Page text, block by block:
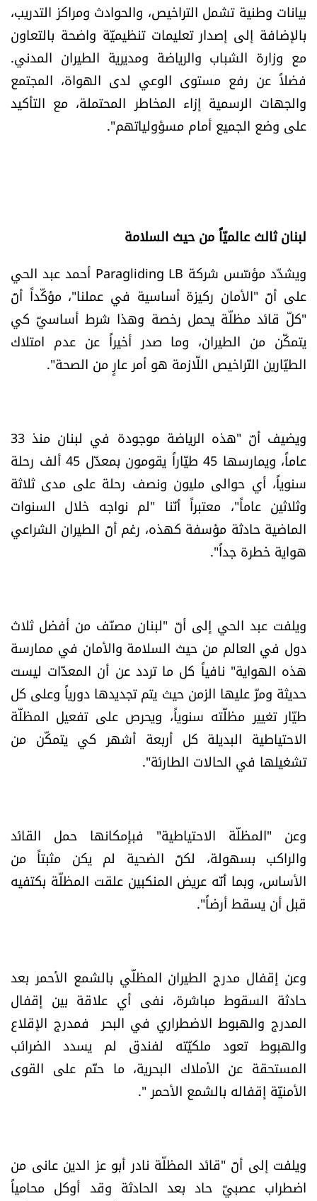
بيانات وطنية تشمل التراخيص، والحوادث ومراكز التدريب،
بالإضافة إلى إصدار تعليمات تنظيميّة واضحة بالتعاون
مع وزارة الشباب والرياضة ومديرية الطيران المدني.
فضلاً عن رفع مستوى الوعي لدى الهواة، المجتمع
والجهات الرسمية إزاء المخاطر المحتملة، مع التأكيد
على وضع الجميع أمام مسؤولياتهم".
لبنان ثالث عالميّاً من حيث السلامة
ويشدّد مؤسّس شركة Paragliding LB أحمد عبد الحي
على أنّ "الأمان ركيزة أساسية في عملنا"، مؤكّداً أنّ
"كلّ قائد مظلّة يحمل رخصة وهذا شرط أساسيّ كي
يتمكّن من الطيران، وما صدر أخيراً عن عدم امتلاك
الطيّارين التّراخيص اللّازمة هو أمر عارٍ من الصحة".
ويضيف أنّ "هذه الرياضة موجودة في لبنان منذ 33
عاماً، ويمارسها 45 طيّاراً يقومون بمعدّل 45 ألف رحلة
سنوياً، أي حوالى مليون ونصف رحلة على مدى ثلاثة
وثلاثين عاماً"، معتبراً أنّنا "لم نواجه خلال السنوات
الماضية حادثة مؤسفة كهذه، رغم أنّ الطيران الشراعي
هواية خطرة جداً".
ويلفت عبد الحي إلى أنّ "لبنان مصنّف من أفضل ثلاث
دول في العالم من حيث السلامة والأمان في ممارسة
هذه الهواية" نافياً كل ما تردد عن أن المعدّات ليست
حديثة ومرّ عليها الزمن حيث يتم تجديدها دورياً وعلى كل
طيّار تغيير مظلّته سنوياً، ويحرص على تفعيل المظلّة
الاحتياطية البديلة كل أربعة أشهر كي يتمكّن من
تشغيلها في الحالات الطارئة".
وعن "المظلّة الاحتياطية" فبإمكانها حمل القائد
والراكب بسهولة، لكنّ الضحية لم يكن مثبتاً من
الأساس، وبما أنّه عريض المنكبين علقت المظلّة بكتفيه
قبل أن يسقط أرضاً".
وعن إقفال مدرج الطيران المظلّي بالشمع الأحمر بعد
حادثة السقوط مباشرة، نفى أي علاقة بين إقفال
المدرج والهبوط الاضطراري في البحر فمدرج الإقلاع
والهبوط تعود ملكيّته لفندق لم يسدد الضرائب
المستحقة عن الأملاك البحرية، ما حتّم على القوى
الأمنيّة إقفاله بالشمع الأحمر ".
ويلفت إلى أنّ "قائد المظلّة نادر أبو عز الدين عانى من
اضطراب عصبيّ حاد بعد الحادثة وقد أوكل محامياً